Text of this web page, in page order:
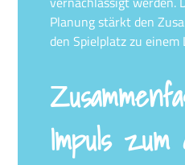
Planung stärkt den
den Spielplatz zu einem
Impuls zum